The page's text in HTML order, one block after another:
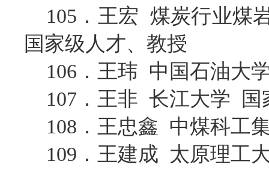
105．王宏 煤炭行业煤
国家级人才、教授
106．王玮 中国石油大
107．王非 长江大学 国
108．王忠鑫 中煤科工
109．王建成 太原理工